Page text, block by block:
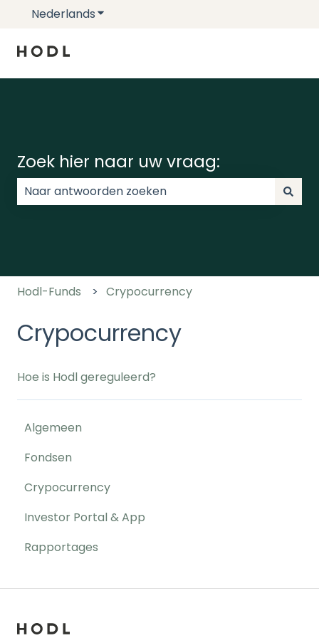
NederlandsSubmenu tonen voor vertalingen
Zoek hier naar uw vraag:
Hodl-Funds Crypocurrency
Crypocurrency
Hoe is Hodl gereguleerd?
Algemeen
Fondsen
Crypocurrency
Investor Portal & App
Rapportages